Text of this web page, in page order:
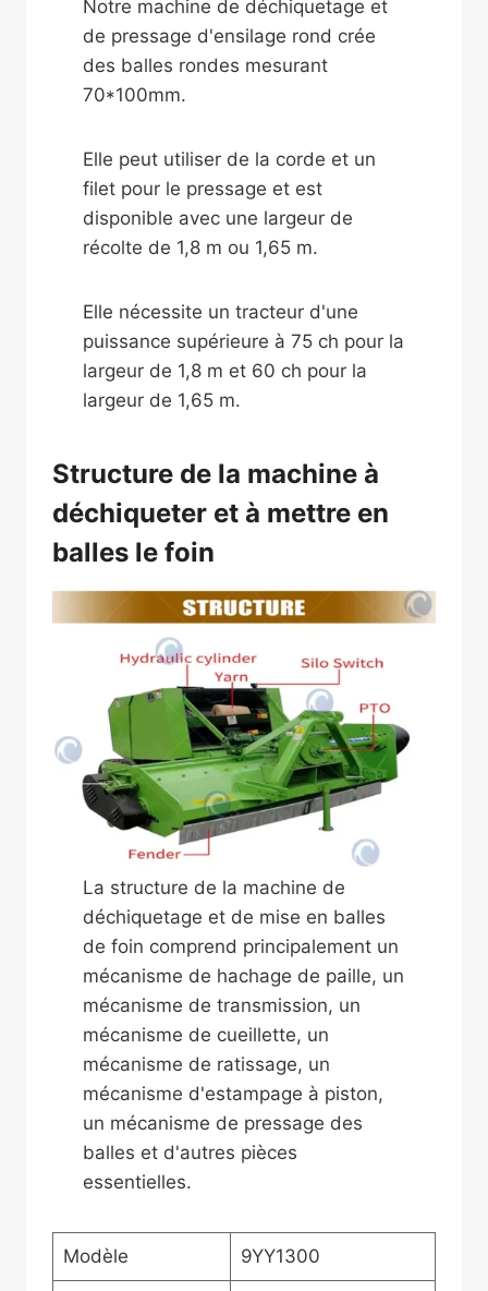
Notre machine de déchiquetage et
de pressage d'ensilage rond crée
des balles rondes mesurant
70*100mm.
Elle peut utiliser de la corde et un
filet pour le pressage et est
disponible avec une largeur de
récolte de 1,8 m ou 1,65 m.
Elle nécessite un tracteur d'une
puissance supérieure à 75 ch pour la
largeur de 1,8 m et 60 ch pour la
largeur de 1,65 m.
Structure de la machine à
déchiqueter et à mettre en
balles le foin
La structure de la machine de
déchiquetage et de mise en balles
de foin comprend principalement un
mécanisme de hachage de paille, un
mécanisme de transmission, un
mécanisme de cueillette, un
mécanisme de ratissage, un
mécanisme d'estampage à piston,
un mécanisme de pressage des
balles et d'autres pièces
essentielles.
Modèle 9YY1300